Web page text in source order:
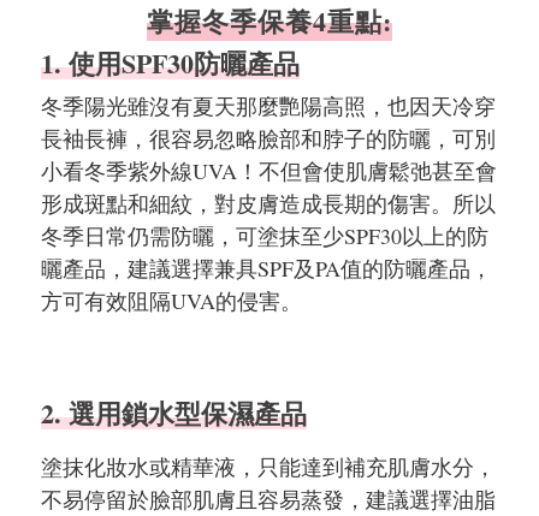
掌握冬季保養4重點:
1. 使用SPF30防曬產品
冬季陽光雖沒有夏天那麼艷陽高照，也因天冷穿
長袖長褲，很容易忽略臉部和脖子的防曬，可別
小看冬季紫外線UVA！不但會使肌膚鬆弛甚至會
形成斑點和細紋，對皮膚造成長期的傷害。所以
冬季日常仍需防曬，可塗抹至少SPF30以上的防
曬產品，建議選擇兼具SPF及PA值的防曬產品，
方可有效阻隔UVA的侵害。
2. 選用鎖水型保濕產品
塗抹化妝水或精華液，只能達到補充肌膚水分，
不易停留於臉部肌膚且容易蒸發，建議選擇油脂